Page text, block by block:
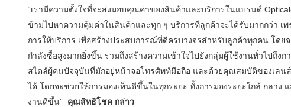
“เรามีความตั้งใจที่จะส่งมอบคุณค่าของสินค้าและบริการในแบรนด์
ข้ามไปหาความคุ้มค่าในสินค้าและทุก ๆ บริการที่ลูกค้าจะได้รับมากกว่า เ
การให้บริการ เพื่อสร้างประสบการณ์ที่ดีครบวงจรสำหรับลูกค้าทุกคน โด
กำลังซื้อสูงมากยิ่งขึ้น รวมถึงสร้างความเข้าใจไปยังกลุ่มผู้ใช้งานทั่วไปถึ
สไตล์ผู้คนปัจจุบันที่มักอยู่หน้าจอโทรศัพท์มือถือ และด้วยคุณสมบัติของเลน
ได้ โดยจะช่วยให้การมองเห็นดีขึ้นในทุกระยะ ทั้งการมองระยะใกล้ กลาง
งานดีขึ้น” คุณสิทธิโชค กล่าว